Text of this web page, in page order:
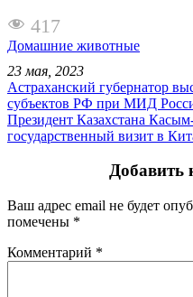
417
Домашние животные
23 мая, 2023
Астраханский губернатор
субъектов РФ при МИД
Президент Казахстана
государственный визит в
Добавить
Ваш адрес email не будет
помечены *
Комментарий *